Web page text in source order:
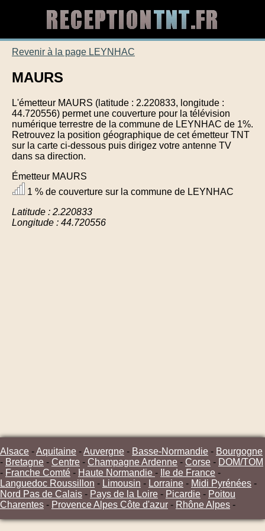
Revenir à la page LEYNHAC
MAURS
L'émetteur MAURS (latitude : 2.220833, longitude :
44.720556) permet une couverture pour la télévision
numérique terrestre de la commune de LEYNHAC de 1%.
Retrouvez la position géographique de cet émetteur TNT
sur la carte ci-dessous puis dirigez votre antenne TV
dans sa direction.
Émetteur MAURS
1 % de couverture sur la commune de LEYNHAC
Latitude : 2.220833
Longitude : 44.720556
Alsace -Aquitaine -Auvergne - Basse-Normandie - Bourgogne
- Bretagne - Centre - Champagne Ardenne - Corse - DOM/TOM
- Franche Comté - Haute Normandie - Ile de France -
Languedoc Roussillon - Limousin - Lorraine - Midi Pyrénées -
Nord Pas de Calais - Pays de la Loire - Picardie - Poitou
Charentes - Provence Alpes Côte d'azur - Rhône Alpes -